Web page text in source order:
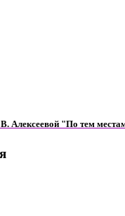
Алексеевой "По тем